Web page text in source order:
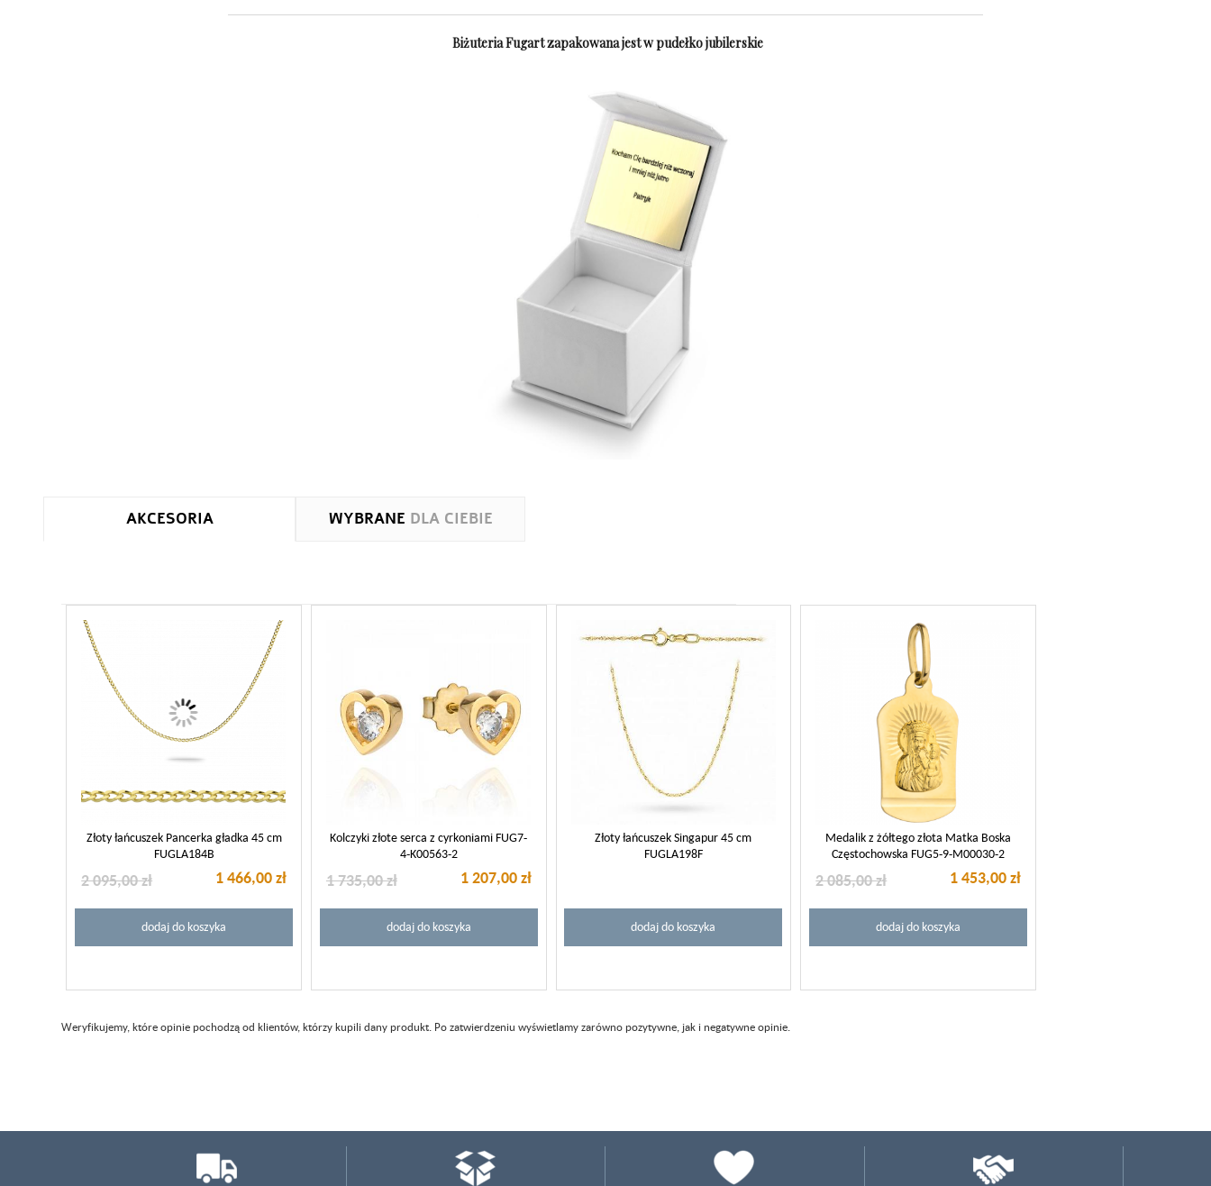
Biżuteria Fugart zapakowana jest w pudełko jubilerskie
AKCESORIA WYBRANE DLA CIEBIE
Złoty łańcuszek Pancerka gładka 45 cm
FUGLA184B
1 466,00 zł
2 095,00 zł
dodaj do koszyka
Kolczyki złote serca z cyrkoniami FUG7-
4-K00563-2
1 207,00 zł
1 735,00 zł
dodaj do koszyka
Złoty łańcuszek Singapur 45 cm
FUGLA198F
dodaj do koszyka
Medalik z żółtego złota Matka Boska
Częstochowska FUG5-9-M00030-2
1 453,00 zł
2 085,00 zł
dodaj do koszyka
Weryfikujemy, które opinie pochodzą od klientów, którzy kupili dany produkt. Po zatwierdzeniu wyświetlamy zarówno pozytywne, jak i negatywne opinie.